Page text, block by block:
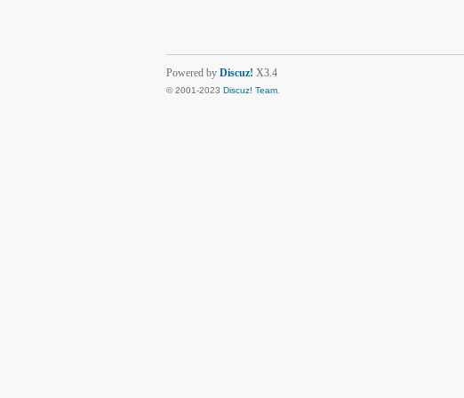
Powered by Discuz! X3.4
© 2001-2023 Discuz! Team